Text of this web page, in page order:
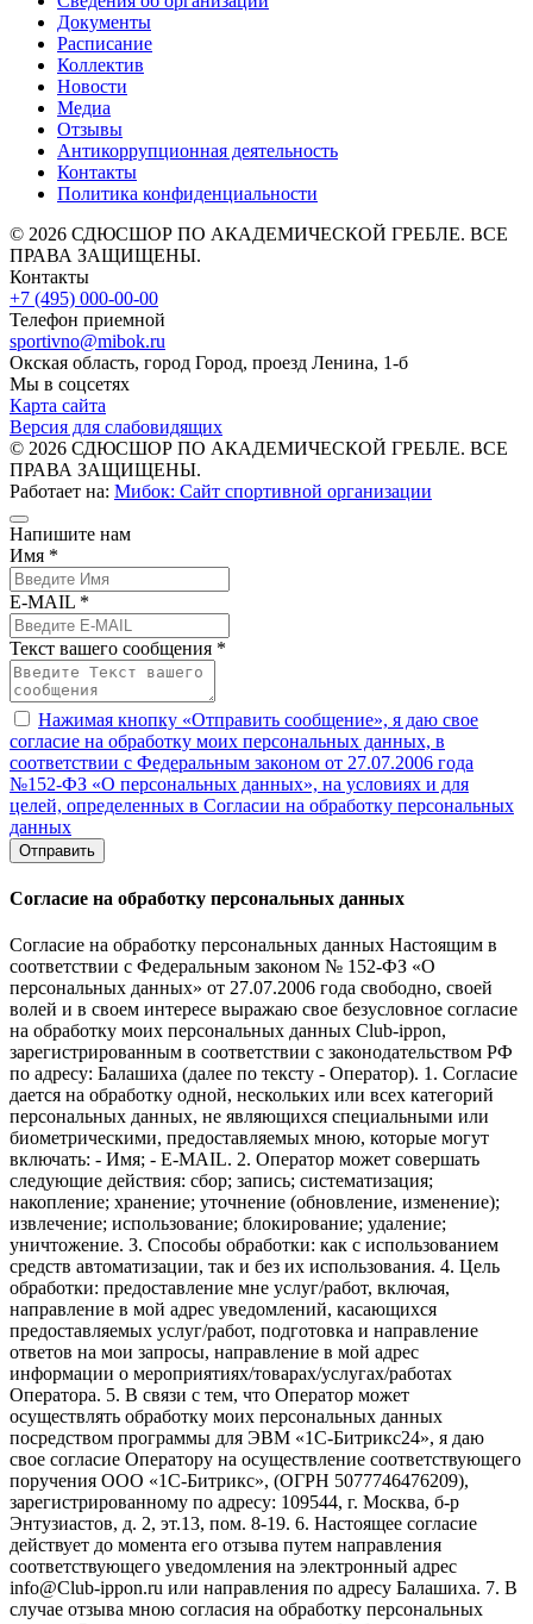
Документы
Расписание
Коллектив
Новости
Медиа
Отзывы
Антикоррупционная деятельность
Контакты
Политика конфиденциальности
© 2026 СДЮСШОР ПО АКАДЕМИЧЕСКОЙ ГРЕБЛЕ. ВСЕ
ПРАВА ЗАЩИЩЕНЫ.
Контакты
+7 (495) 000-00-00
Телефон приемной
sportivno@mibok.ru
Окская область, город Город, проезд Ленина, 1-б
Мы в соцсетях
Карта сайта
Версия для слабовидящих
© 2026 СДЮСШОР ПО АКАДЕМИЧЕСКОЙ ГРЕБЛЕ. ВСЕ
ПРАВА ЗАЩИЩЕНЫ.
Работает на: Мибок: Сайт спортивной организации
Напишите нам
Имя *
E-MAIL *
Текст вашего сообщения *
Нажимая кнопку «Отправить сообщение», я даю свое
согласие на обработку моих персональных данных, в
соответствии с Федеральным законом от 27.07.2006 года
№152-ФЗ «О персональных данных», на условиях и для
целей, определенных в Согласии на обработку персональных
данных
Отправить
Согласие на обработку персональных данных
Согласие на обработку персональных данных Настоящим в
соответствии с Федеральным законом № 152-ФЗ «О
персональных данных» от 27.07.2006 года свободно, своей
волей и в своем интересе выражаю свое безусловное согласие
на обработку моих персональных данных Club-ippon,
зарегистрированным в соответствии с законодательством РФ
по адресу: Балашиха (далее по тексту - Оператор). 1. Согласие
дается на обработку одной, нескольких или всех категорий
персональных данных, не являющихся специальными или
биометрическими, предоставляемых мною, которые могут
включать: - Имя; - E-MAIL. 2. Оператор может совершать
следующие действия: сбор; запись; систематизация;
накопление; хранение; уточнение (обновление, изменение);
извлечение; использование; блокирование; удаление;
уничтожение. 3. Способы обработки: как с использованием
средств автоматизации, так и без их использования. 4. Цель
обработки: предоставление мне услуг/работ, включая,
направление в мой адрес уведомлений, касающихся
предоставляемых услуг/работ, подготовка и направление
ответов на мои запросы, направление в мой адрес
информации о мероприятиях/товарах/услугах/работах
Оператора. 5. В связи с тем, что Оператор может
осуществлять обработку моих персональных данных
посредством программы для ЭВМ «1С-Битрикс24», я даю
свое согласие Оператору на осуществление соответствующего
поручения ООО «1С-Битрикс», (ОГРН 5077746476209),
зарегистрированному по адресу: 109544, г. Москва, б-р
Энтузиастов, д. 2, эт.13, пом. 8-19. 6. Настоящее согласие
действует до момента его отзыва путем направления
соответствующего уведомления на электронный адрес
info@Club-ippon.ru или направления по адресу Балашиха. 7. В
случае отзыва мною согласия на обработку персональных